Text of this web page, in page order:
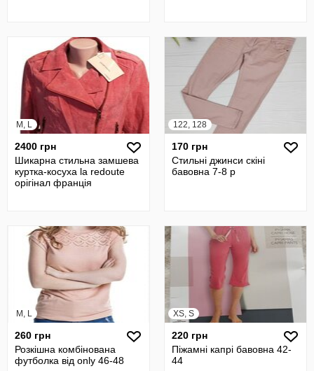
M, L
2400 грн
Шикарна стильна замшева
куртка-косуха la redoute
орігінал франція
122, 128
170 грн
Стильні джинси скіні
бавовна 7-8 р
M, L
260 грн
Розкішна комбінована
футболка від only 46-48
XS, S
220 грн
Піжамні капрі бавовна 42-
44